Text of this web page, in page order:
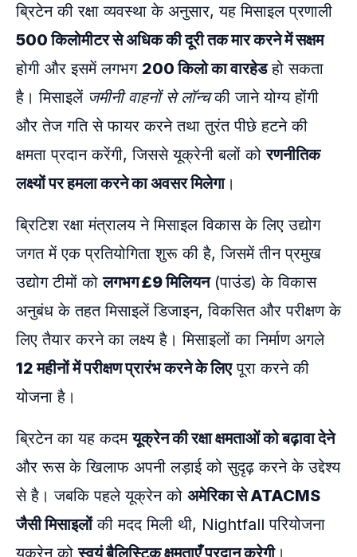
ब्रिटेन की रक्षा व्यवस्था के अनुसार, यह मिसाइल प्रणाली
500 किलोमीटर से अधिक की दूरी तक मार करने में सक्षम
होगी और इसमें लगभग 200 किलो का वारहेडहो सकता
है। मिसाइलें जमीनी वाहनों से लॉन्चकी जाने योग्य होंगी
और तेज गति से फायर करने तथा तुरंत पीछे हटने की
क्षमता प्रदान करेंगी, जिससे यूक्रेनी बलों कोरणनीतिक
लक्ष्यों पर हमला करने का अवसर मिलेगा।
ब्रिटिश रक्षा मंत्रालय ने मिसाइल विकास के लिए उद्योग
जगत में एक प्रतियोगिता शुरू की है, जिसमें तीन प्रमुख
उद्योग टीमों कोलगभग £9 मिलियन(पाउंड) के विकास
अनुबंध के तहत मिसाइलें डिजाइन, विकसित और परीक्षण के
लिए तैयार करने का लक्ष्य है। मिसाइलों का निर्माण अगले
12 महीनों में परीक्षण प्रारंभ करने के लिएपूरा करने की
योजना है।
ब्रिटेन का यह कदमयूक्रेन की रक्षा क्षमताओं को बढ़ावा देने
और रूस के खिलाफ अपनी लड़ाई को सुदृढ़ करने के उद्देश्य
से है। जबकि पहले यूक्रेन को अमेरिका से ATACMS
जैसी मिसाइलोंकी मदद मिली थी, Nightfall परियोजना
यूक्रेन कोस्वयं बैलिस्टिक क्षमताएँ प्रदान करेगी।